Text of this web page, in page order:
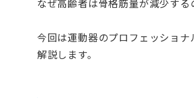
今回は運動器のプロフェッショ
解説します。